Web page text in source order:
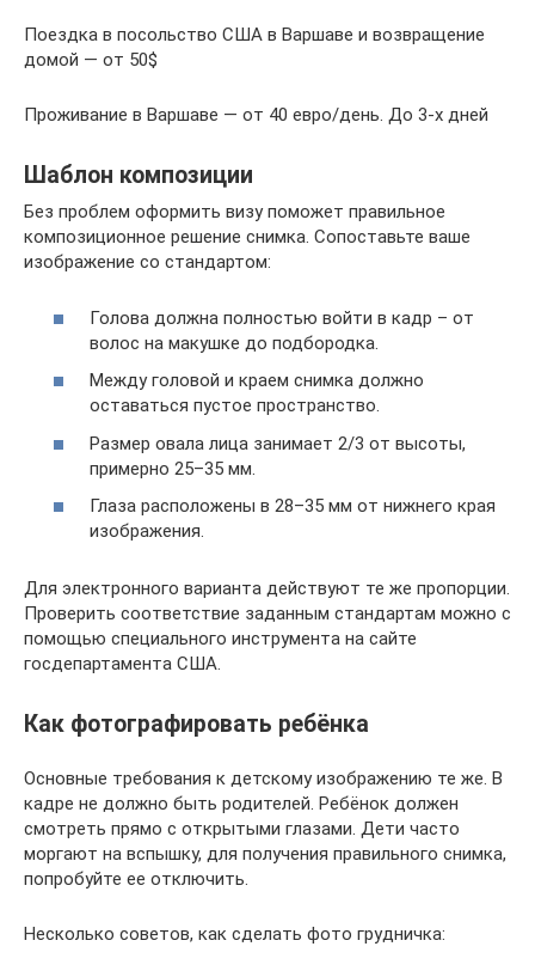
Поездка в посольство США в Варшаве и возвращение
домой — от 50$
Проживание в Варшаве — от 40 евро/день. До 3-х дней
Шаблон композиции
Без проблем оформить визу поможет правильное
композиционное решение снимка. Сопоставьте ваше
изображение со стандартом:
Голова должна полностью войти в кадр – от
волос на макушке до подбородка.
Между головой и краем снимка должно
оставаться пустое пространство.
Размер овала лица занимает 2/3 от высоты,
примерно 25–35 мм.
Глаза расположены в 28–35 мм от нижнего края
изображения.
Для электронного варианта действуют те же пропорции.
Проверить соответствие заданным стандартам можно с
помощью специального инструмента на сайте
госдепартамента США.
Как фотографировать ребёнка
Основные требования к детскому изображению те же. В
кадре не должно быть родителей. Ребёнок должен
смотреть прямо с открытыми глазами. Дети часто
моргают на вспышку, для получения правильного снимка,
попробуйте ее отключить.
Несколько советов, как сделать фото грудничка: